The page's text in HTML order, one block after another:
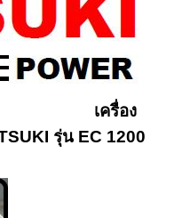
เครื่อง
รุ่น EC 1200